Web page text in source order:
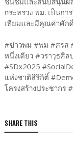
กระทรวง พม. เป็นกา
เทียมและมีคุณค่าศัก
#ข่าวพม #พม #ศรส
หนึ่งเดียว #วราวุธศิ
#SDx2025
แห่งชาติสิริกิติ์
โครงสร้างประชากร
SHARE THIS